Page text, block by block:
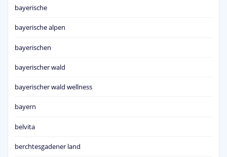
bayerische
bayerische alpen
bayerischen
bayerischer wald
bayerischer wald wellness
bayern
belvita
berchtesgadener land